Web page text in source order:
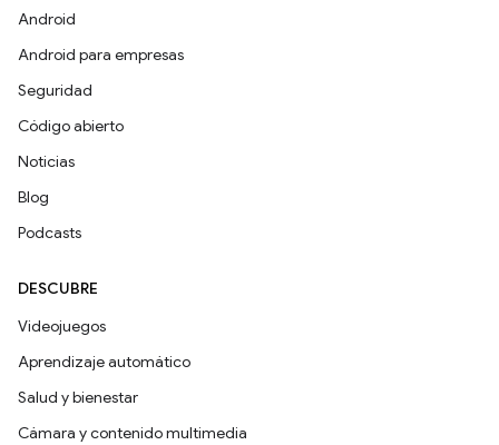
Android
Android para empresas
Seguridad
Código abierto
Noticias
Blog
Podcasts
DESCUBRE
Videojuegos
Aprendizaje automático
Salud y bienestar
Cámara y contenido multimedia